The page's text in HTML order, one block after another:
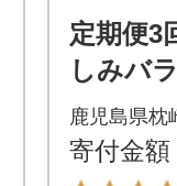
定期便
しみバ
ット(薩
豚・さ
ぐろ
鹿児島県枕
寄付金額